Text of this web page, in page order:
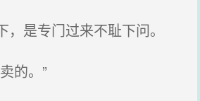
是专门过来不耻下问。
的。”